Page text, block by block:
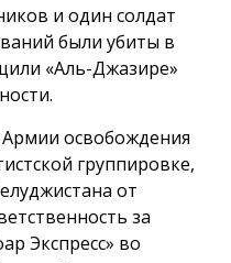
и один солдат
были убиты в
«Аль-Джазире»
освобождения
группировке,
от
за
Экспресс» во